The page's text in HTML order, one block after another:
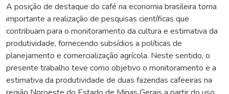
A posição de destaque do café na economia brasileira torna
importante a realização de pesquisas científicas que
contribuam para o monitoramento da cultura e estimativa da
produtividade, fornecendo subsídios a políticas de
planejamento e comercialização agrícola. Neste sentido, o
presente trabalho teve como objetivo o monitoramento e a
estimativa da produtividade de duas fazendas cafeeiras na